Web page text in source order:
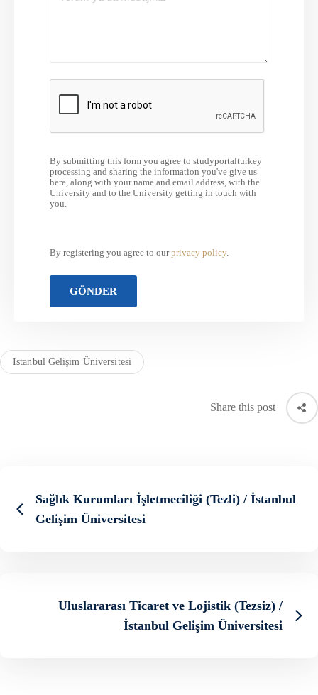
By submitting this form you agree to studyportalturkey
processing and sharing the information you've give us
here, along with your name and email address, with the
University and to the University getting in touch with
you.
By registering you agree to ourprivacy policy.
Istanbul Gelişim Üniversitesi
Share this post
Sağlık Kurumları İşletmeciliği (Tezli) / İstanbul
Gelişim Üniversitesi
Uluslararası Ticaret ve Lojistik (Tezsiz) /
İstanbul Gelişim Üniversitesi